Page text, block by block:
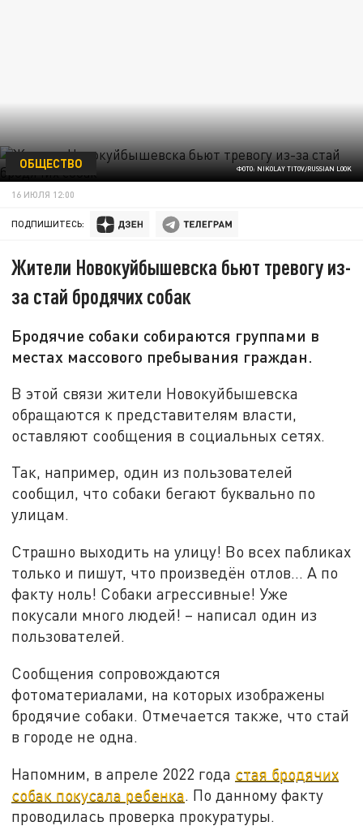
ФОТО: NIKOLAY TITOV/RUSSIAN LOOK
ОБЩЕСТВО
16 ИЮЛЯ 12:00
ПОДПИШИТЕСЬ:
Жители Новокуйбышевска бьют тревогу из-
за стай бродячих собак
Бродячие собаки собираются группами в
местах массового пребывания граждан.
В этой связи жители Новокуйбышевска
обращаются к представителям власти,
оставляют сообщения в социальных сетях.
Так, например, один из пользователей
сообщил, что собаки бегают буквально по
улицам.
Страшно выходить на улицу! Во всех пабликах
только и пишут, что произведён отлов… А по
факту ноль! Собаки агрессивные! Уже
покусали много людей! – написал один из
пользователей.
Сообщения сопровождаются
фотоматериалами, на которых изображены
бродячие собаки. Отмечается также, что стай
в городе не одна.
Напомним, в апреле 2022 года стая бродячих
собак покусала ребенка . По данному факту
проводилась проверка прокуратуры.